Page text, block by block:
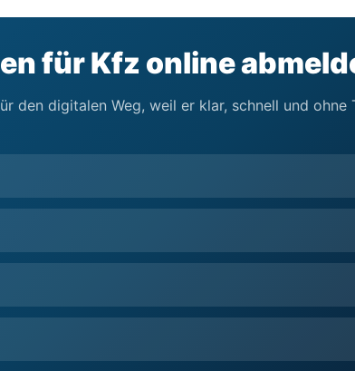
für Kfz online
den digitalen Weg, weil er klar, schnell und